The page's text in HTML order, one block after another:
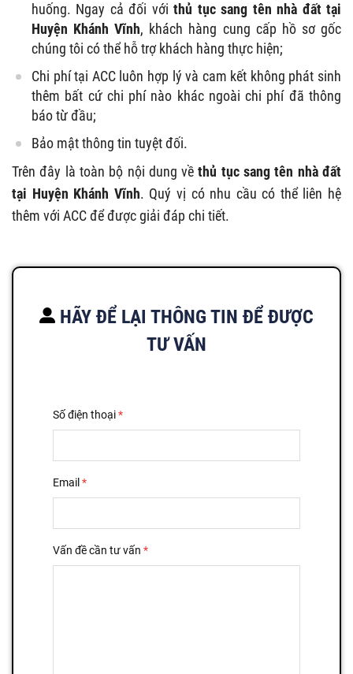
huống. Ngay cả đối vớithủ tục sang tên nhà đất tại
Huyện Khánh Vĩnh, khách hàng cung cấp hồ sơ gốc
chúng tôi có thể hỗ trợ khách hàng thực hiện;
Chi phí tại ACC luôn hợp lý và cam kết không phát sinh
thêm bất cứ chi phí nào khác ngoài chi phí đã thông
báo từ đầu;
Bảo mật thông tin tuyệt đối.
Trên đây là toàn bộ nội dung vềthủ tục sang tên nhà đất
tại Huyện Khánh Vĩnh. Quý vị có nhu cầu có thể liên hệ
thêm với ACC để được giải đáp chi tiết.
HÃY ĐỂ LẠI THÔNG TIN ĐỂ ĐƯỢC
TƯ VẤN